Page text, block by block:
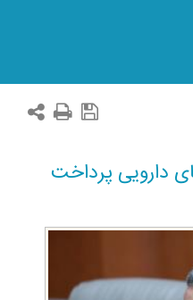
دارویی پرداخت